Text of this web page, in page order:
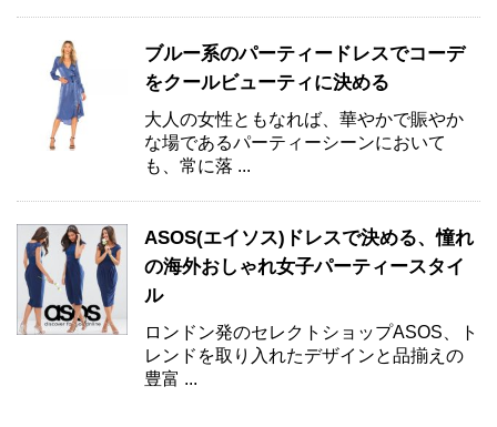
ブルー系のパーティードレスでコーデ
をクールビューティに決める
大人の女性ともなれば、華やかで賑やか
な場であるパーティーシーンにおいて
も、常に落 ...
ASOS(エイソス)ドレスで決める、憧れ
の海外おしゃれ女子パーティースタイ
ル
ロンドン発のセレクトショップASOS、ト
レンドを取り入れたデザインと品揃えの
豊富 ...